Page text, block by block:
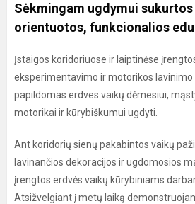
Sėkmingam ugdymui
orientuotos, funkcionalios
Įstaigos koridoriuose ir laiptinėse
eksperimentavimo ir motorikos
papildomas erdves vaikų dėmesiui,
motorikai ir kūrybiškumui ugdyti.
Ant koridorių sienų pakabintos vaikų
lavinančios dekoracijos ir ugdomosios
įrengtos erdvės vaikų kūrybiniams
Atsižvelgiant į metų laiką